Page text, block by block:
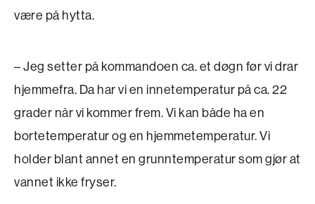
være på hytta.
– Jeg setter på kommandoen ca. et døgn før vi drar
hjemmefra. Da har vi en innetemperatur på ca. 22
grader når vi kommer frem. Vi kan både ha en
bortetemperatur og en hjemmetemperatur. Vi
holder blant annet en grunntemperatur som gjør at
vannet ikke fryser.